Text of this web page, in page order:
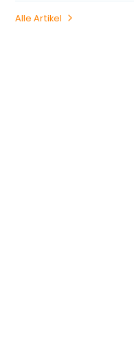
Alle Artikel